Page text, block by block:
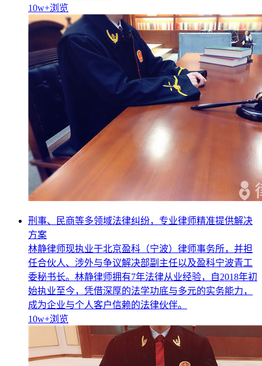
10w+浏览
刑事、民商等多领域法律纠纷，专业律师精准提供解决
方案
林静律师现执业于北京盈科（宁波）律师事务所，并担
任合伙人、涉外与争议解决部副主任以及盈科宁波青工
委秘书长。林静律师拥有7年法律从业经验，自2018年初
始执业至今，凭借深厚的法学功底与多元的实务能力，
成为企业与个人客户信赖的法律伙伴。
10w+浏览